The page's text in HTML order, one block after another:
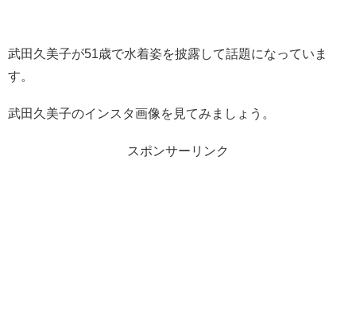
武田久美子が51歳で水着姿を披露して話題になっていま
す。
武田久美子のインスタ画像を見てみましょう。
スポンサーリンク